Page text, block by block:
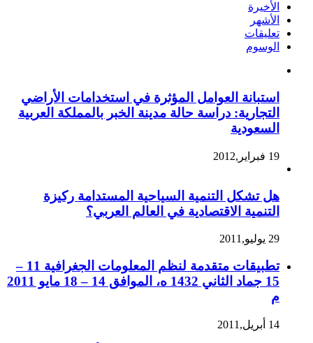
الأخيرة
الأشهر
تعليقات
الوسوم
استبانة العوامل المؤثرة في استخدامات الأراضي
التجارية: دراسة حالة مدينة الخبر بالمملكة العربية
السعودية
19 فبراير,2012
هل تشكل التنمية السياحية المستدامة ركيزة
التنمية الاقتصادية في العالم العربي؟
29 يوليو,2011
تطبيقات متقدمة لنظم المعلومات الجغرافية 11 –
15 جماد الثاني 1432 ه، الموافق 14 – 18 مايو 2011
م
14 أبريل,2011